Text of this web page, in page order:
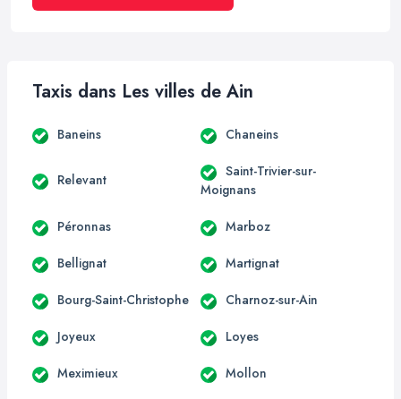
Taxis dans Les villes de Ain
Baneins Chaneins
Relevant
Saint-Trivier-sur-
Moignans
Péronnas Marboz
Bellignat Martignat
Bourg-Saint-Christophe Charnoz-sur-Ain
Joyeux Loyes
Meximieux Mollon